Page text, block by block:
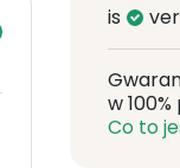
is
w
Co to